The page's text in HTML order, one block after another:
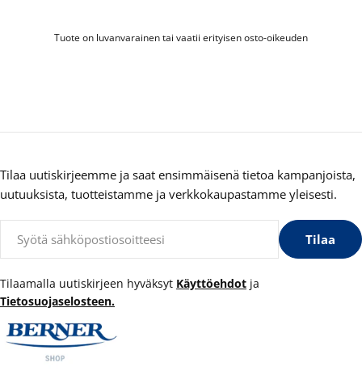
Tuote on luvanvarainen tai vaatii erityisen osto-oikeuden
Tilaa uutiskirjeemme ja saat ensimmäisenä tietoa kampanjoista,
uutuuksista, tuotteistamme ja verkkokaupastamme yleisesti.
Tilaa
Tilaamalla uutiskirjeen hyväksyt Käyttöehdot ja
Tietosuojaselosteen.